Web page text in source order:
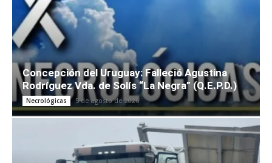
Concepción del Uruguay: Falleció Agustina
Rodríguez Vda. de Solís “La Negra” (Q.E.P.D.)
Necrológicas 5 de agosto de 2026